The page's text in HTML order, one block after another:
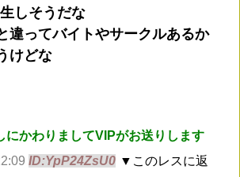
しそうだな
違ってバイトやサークルあるか
けどな
にかわりましてVIPがお送りします
ID:YpP24ZsU0 ▼このレスに返